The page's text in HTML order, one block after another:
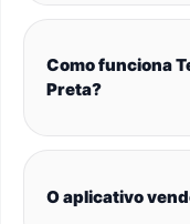
Como funciona
Preta?
O aplicativo